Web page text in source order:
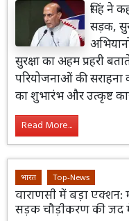
सिंह ने
सड़क,
सुरक्षा का अहम प्रहरी
परियोजनाओं की
का शुभारंभ और उत्कृष्ट
Read More...
भारत Top-News
वाराणसी में बड़ा एक्शन:
सड़क चौड़ीकरण की